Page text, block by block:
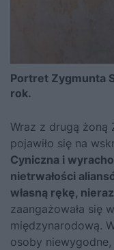
Portret Zygmunta
rok.
Wraz z drugą żoną
pojawiło się na
Cyniczna i
nietrwałości
własną rękę,
zaangażowała się
międzynarodową.
osoby niewygodne,